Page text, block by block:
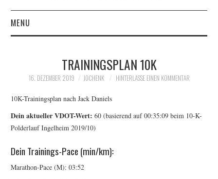
MENU
LAUF-ABC
ERGEBNISSE
LAUFTREFF HAHNHEIM
RUNNING
TRAININGSPLAN 10K
16. DEZEMBER 2019 JOCHENK HINTERLASSE EINEN KOMMENTAR
10K-Trainingsplan nach Jack Daniels
Dein aktueller VDOT-Wert: 60 (basierend auf 00:35:09 beim 10-K-
Polderlauf Ingelheim 2019/10)
Dein Trainings-Pace (min/km):
Marathon-Pace (M): 03:52